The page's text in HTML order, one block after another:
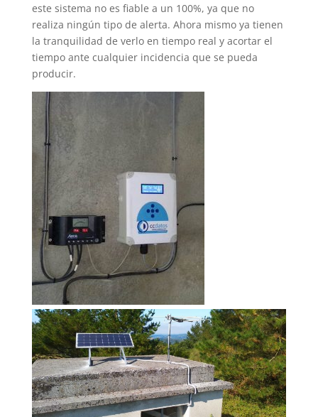
este sistema no es fiable a un 100%, ya que no
realiza ningún tipo de alerta. Ahora mismo ya tienen
la tranquilidad de verlo en tiempo real y acortar el
tiempo ante cualquier incidencia que se pueda
producir.